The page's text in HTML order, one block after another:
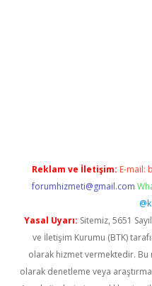
Reklam ve İletişim: E-mail:
forumhizmeti@gmail.com
Yasal Uyarı: Sitemiz, 5651
ve İletişim Kurumu (BTK)
olarak hizmet vermektedir.
olarak denetleme veya